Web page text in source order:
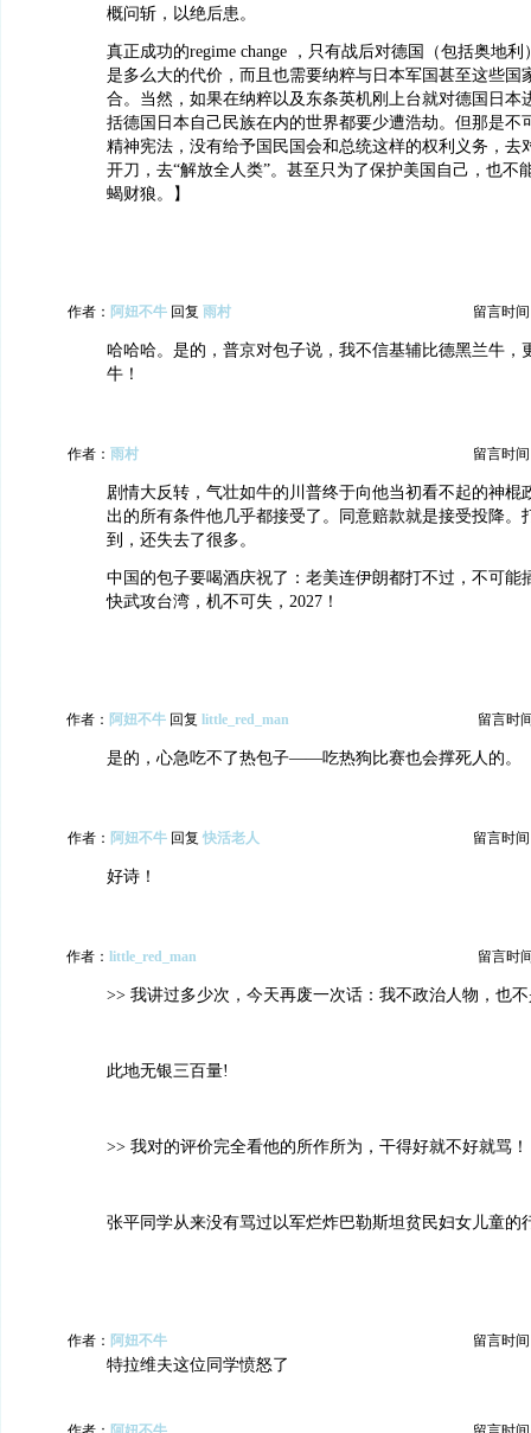
概问斩，以绝后患。
真正成功的regime change ，只有战后对德国（包括奥地
是多么大的代价，而且也需要纳粹与日本军国甚至这些国
合。当然，如果在纳粹以及东条英机刚上台就对德国日本
括德国日本自己民族在内的世界都要少遭浩劫。但那是不
精神宪法，没有给予国民国会和总统这样的权利义务，去
开刀，去“解放全人类”。甚至只为了保护美国自己，也不
蝎财狼。】
作者： 阿妞不牛 回复 雨村 留言时间
哈哈哈。是的，普京对包子说，我不信基辅比德黑兰牛，
牛！
作者： 雨村 留言时间
剧情大反转，气壮如牛的川普终于向他当初看不起的神棍
出的所有条件他几乎都接受了。同意赔款就是接受投降。
到，还失去了很多。
中国的包子要喝酒庆祝了：老美连伊朗都打不过，不可能
快武攻台湾，机不可失，2027！
作者： 阿妞不牛 回复 little_red_man 留言时
是的，心急吃不了热包子——吃热狗比赛也会撑死人的。
作者： 阿妞不牛 回复 快活老人 留言时间
好诗！
作者： little_red_man 留言时
>> 我讲过多少次，今天再废一次话：我不政治人物，也
此地无银三百量!
>> 我对的评价完全看他的所作所为，干得好就不好就骂！
张平同学从来没有骂过以军烂炸巴勒斯坦贫民妇女儿童的
作者： 阿妞不牛 留言时间
特拉维夫这位同学愤怒了